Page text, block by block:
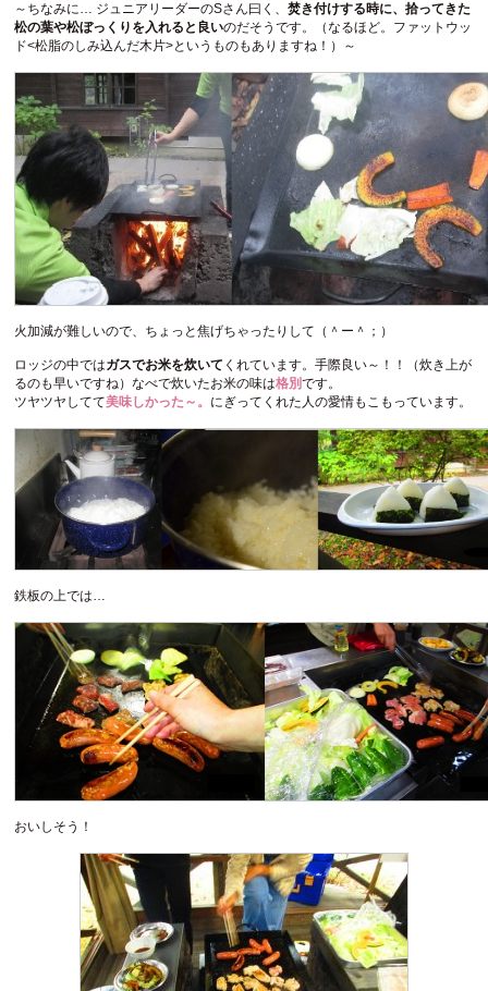
～ちなみに… ジュニアリーダーのSさん曰く、焚き付けする時に、拾ってきた
松の葉や松ぼっくりを入れると良いのだそうです。（なるほど。ファットウッ
ド<松脂のしみ込んだ木片>というものもありますね！）～
火加減が難しいので、ちょっと焦げちゃったりして（＾ー＾；）
ロッジの中ではガスでお米を炊いて くれています。手際良い～！！（炊き上が
るのも早いですね）なべで炊いたお米の味は格別です。
ツヤツヤしてて美味しかった～。 にぎってくれた人の愛情もこもっています。
鉄板の上では…
おいしそう！